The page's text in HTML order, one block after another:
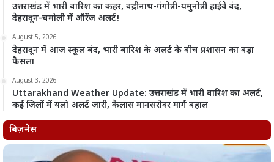
उत्तराखंड में भारी बारिश का कहर, बद्रीनाथ-गंगोत्री-यमुनोत्री हाईवे बंद,
देहरादून-चमोली में ऑरेंज अलर्ट!
August 5, 2026
देहरादून में आज स्कूल बंद, भारी बारिश के अलर्ट के बीच प्रशासन का बड़ा
फैसला
August 3, 2026
Uttarakhand Weather Update: उत्तराखंड में भारी बारिश का अलर्ट,
कई जिलों में यलो अलर्ट जारी, कैलास मानसरोवर मार्ग बहाल
बिज़नेस